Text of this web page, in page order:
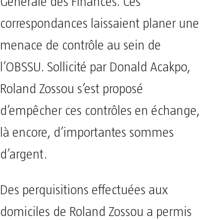
correspondances laissaient planer une
menace de contrôle au sein de
l’OBSSU. Sollicité par Donald Acakpo,
Roland Zossou s’est proposé
d’empêcher ces contrôles en échange,
là encore, d’importantes sommes
d’argent.
Des perquisitions effectuées aux
domiciles de Roland Zossou a permis